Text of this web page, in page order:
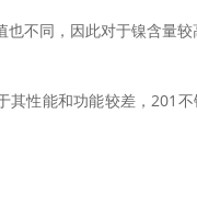
也不同，因此对于镍含量
其性能和功能较差，201